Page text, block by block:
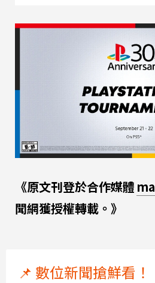
《原文刊登於合作媒體
聞網獲授權轉載。》
📌 數位新聞搶鮮看！